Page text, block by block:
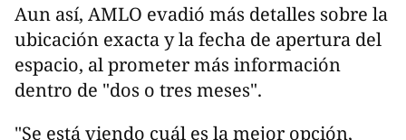
Aun así, AMLO evadió más detalles sobre la
ubicación exacta y la fecha de apertura del
espacio, al prometer más información
dentro de "dos o tres meses".
"Se está viendo cuál es la mejor opción,